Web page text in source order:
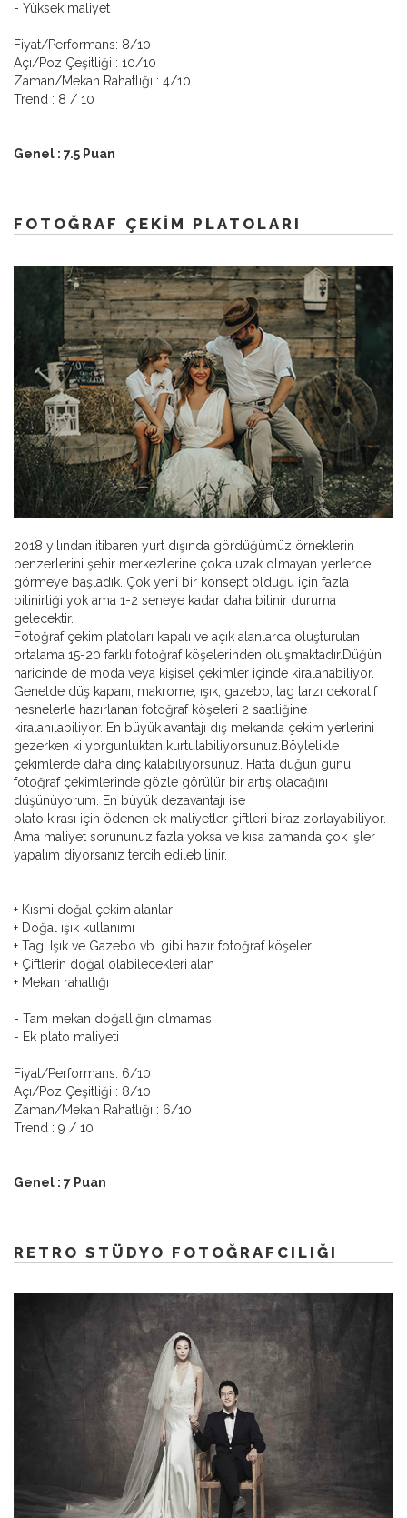
- Yüksek maliyet
Fiyat/Performans: 8/10
Açı/Poz Çeşitliği : 10/10
Zaman/Mekan Rahatlığı : 4/10
Trend : 8 / 10
Genel : 7.5 Puan
FOTOĞRAF ÇEKIM PLATOLARI
2018 yılından itibaren yurt dışında gördüğümüz örneklerin
benzerlerini şehir merkezlerine çokta uzak olmayan yerlerde
görmeye başladık. Çok yeni bir konsept olduğu için fazla
bilinirliği yok ama 1-2 seneye kadar daha bilinir duruma
gelecektir.
Fotoğraf çekim platoları kapalı ve açık alanlarda oluşturulan
ortalama 15-20 farklı fotoğraf köşelerinden oluşmaktadır.Düğün
haricinde de moda veya kişisel çekimler içinde kiralanabiliyor.
Genelde düş kapanı, makrome, ışık, gazebo, tag tarzı dekoratif
nesnelerle hazırlanan fotoğraf köşeleri 2 saatliğine
kiralanılabiliyor. En büyük avantajı dış mekanda çekim yerlerini
gezerken ki yorgunluktan kurtulabiliyorsunuz.Böylelikle
çekimlerde daha dinç kalabiliyorsunuz. Hatta düğün günü
fotoğraf çekimlerinde gözle görülür bir artış olacağını
düşünüyorum. En büyük dezavantajı ise
plato kirası için ödenen ek maliyetler çiftleri biraz zorlayabiliyor.
Ama maliyet sorununuz fazla yoksa ve kısa zamanda çok işler
yapalım diyorsanız tercih edilebilinir.
+ Kısmi doğal çekim alanları
+ Doğal ışık kullanımı
+ Tag, Işık ve Gazebo vb. gibi hazır fotoğraf köşeleri
+ Çiftlerin doğal olabilecekleri alan
+ Mekan rahatlığı
- Tam mekan doğallığın olmaması
- Ek plato maliyeti
Fiyat/Performans: 6/10
Açı/Poz Çeşitliği : 8/10
Zaman/Mekan Rahatlığı : 6/10
Trend : 9 / 10
Genel : 7 Puan
RETRO STÜDYO FOTOĞRAFCILIĞI